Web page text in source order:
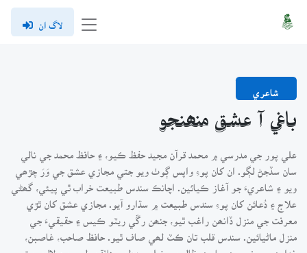
لاگ ان
شاعري
باغي آ عشق منھنجو
علي پور جي مدرسي ۾ محمد قرآن مجيد حفظ ڪيو، ۽ حافظ محمد جي نالي
سان سڏجڻ لڳو. ان کان پوءِ واپس ڳوٺ ويو جتي مجازي عشق جي وَرَ چڙھي
ويو ۽ شاعريءَ جو آغاز ڪيائين. اچانڪ سندس طبيعت خراب ٿي پيئي، گھڻي
علاج ۽ دُعائن کان پوءِ سندس طبيعت ۾ سڌارو آيو. مجازي عشق کان ٿڙي
معرفت جي منزل ڏانھن راغب ٿيو، جنھن رڱي ريٽو ڪيس ۽ حقيقيءَ جي
منزل ماڻيائين. سندس قلب تان ڪٽ لھي صاف ٿيو. حافظ صاحب، غاصبن،
غدارن، بي ضميرن، جابرن، ظالمن، بخيلن، بزدلن، منافقن، لوڀين ۽ لالچين تي